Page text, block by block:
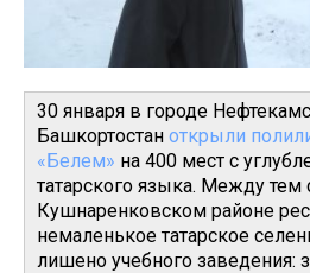
30 января в городе
Башкортостан открыли
«Белем» на 400 мест с
татарского языка. Между тем
Кушнаренковском районе
немаленькое татарское
лишено учебного заведения: